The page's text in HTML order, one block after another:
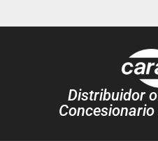
Distribuidor